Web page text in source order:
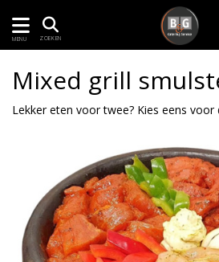
MENU ZOEKEN
Mixed grill
Lekker eten voor twee? Kies eens voor